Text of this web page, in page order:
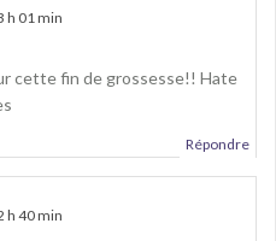
h 01 min
cette fin de grossesse!! Hate
Répondre
h 40 min